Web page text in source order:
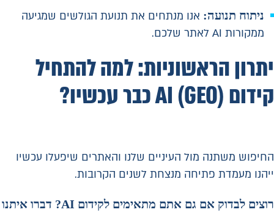
ניתוח תנועה: אנו מנתחים את תנועת הגולשים שמגיעה
ממקורות AI לאתר שלכם.
יתרון הראשוניות: למה להתחיל
קידום AI (GEO) כבר עכשיו?
החיפוש משתנה מול העיניים שלנו והאתרים שיפעלו עכשיו
ייהנו מעמדת פתיחה מנצחת לשנים הקרובות.
רוצים לבדוק אם גם אתם מתאימים לקידום AI? דברו איתנו